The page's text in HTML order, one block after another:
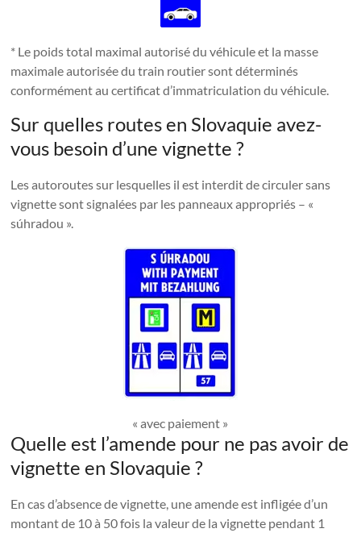
* Le poids total maximal autorisé du véhicule et la masse
maximale autorisée du train routier sont déterminés
conformément au certificat d’immatriculation du véhicule.
Sur quelles routes en Slovaquie avez-
vous besoin d’une vignette ?
Les autoroutes sur lesquelles il est interdit de circuler sans
vignette sont signalées par les panneaux appropriés – «
súhradou ».
« avec paiement »
Quelle est l’amende pour ne pas avoir de
vignette en Slovaquie ?
En cas d’absence de vignette, une amende est infligée d’un
montant de 10 à 50 fois la valeur de la vignette pendant 1